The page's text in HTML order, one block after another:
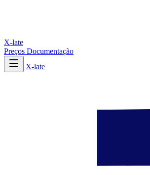
X-late
Preços Documentação
X-late